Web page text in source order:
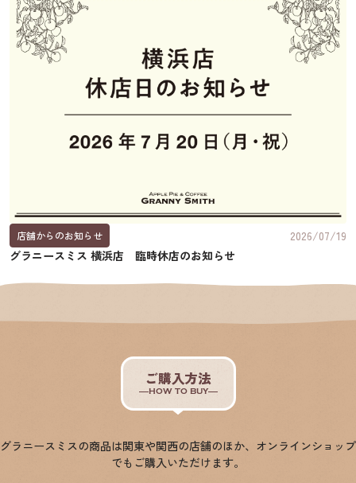
店舗からのお知らせ
2026/07/19
グラニースミス 横浜店 臨時休店のお知らせ
ご購入方法
HOW TO BUY
グラニースミスの商品は関東や関西の店舗のほか、オンラインショップ
でもご購入いただけます。